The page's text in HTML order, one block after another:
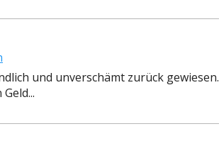
und unverschämt zurück gewiesen.